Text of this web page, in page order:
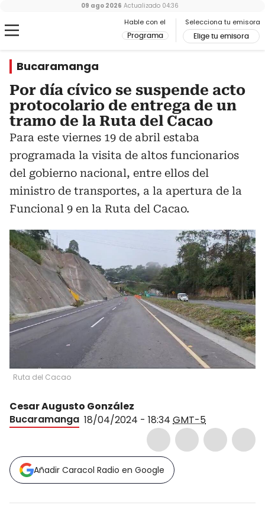
Hable con el
Programa
Selecciona tu emisora
Elige tu emisora
09 ago 2026 Actualizado 04:36
Bucaramanga
Por día cívico se suspende acto
protocolario de entrega de un
tramo de la Ruta del Cacao
Para este viernes 19 de abril estaba
programada la visita de altos funcionarios
del gobierno nacional, entre ellos del
ministro de transportes, a la apertura de la
Funcional 9 en la Ruta del Cacao.
Ruta del Cacao
Cesar Augusto González
Bucaramanga 18/04/2024 - 18:34 GMT-5
Añadir Caracol Radio en Google